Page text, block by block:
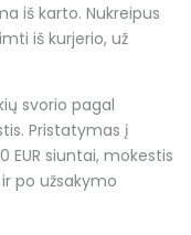
iš karto. Nukreipus
iš kurjerio, už
svorio pagal
Pristatymas į
EUR siuntai, mokestis
po užsakymo